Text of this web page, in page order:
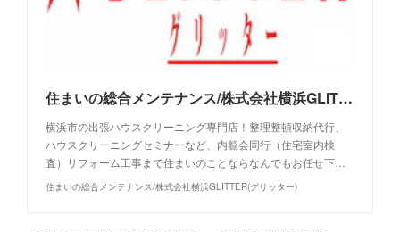
住まいの総合メンテナンス/株式会社横浜GLITTER(グリッター)
横浜市の出張ハウスクリーニング専門店！整理整頓収納代行、
ハウスクリーニングセミナーなど、内覧会同行（住宅室内検
査）リフォーム工事まで住まいのことならなんでもお任せ下…
住まいの総合メンテナンス/株式会社横浜GLITTER(グリッター)